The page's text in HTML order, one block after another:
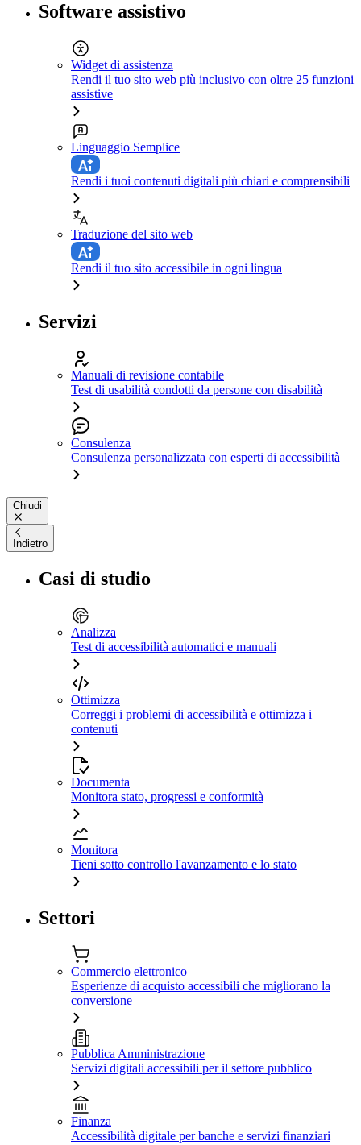
Software assistivo
Widget di assistenza
Rendi il tuo sito web più inclusivo con oltre 25 funzioni
assistive
Linguaggio Semplice
Rendi i tuoi contenuti digitali più chiari e comprensibili
Traduzione del sito web
Rendi il tuo sito accessibile in ogni lingua
Servizi
Manuali di revisione contabile
Test di usabilità condotti da persone con disabilità
Consulenza
Consulenza personalizzata con esperti di accessibilità
Chiudi
Indietro
Casi di studio
Analizza
Test di accessibilità automatici e manuali
Ottimizza
Correggi i problemi di accessibilità e ottimizza i
contenuti
Documenta
Monitora stato, progressi e conformità
Monitora
Tieni sotto controllo l'avanzamento e lo stato
Settori
Commercio elettronico
Esperienze di acquisto accessibili che migliorano la
conversione
Pubblica Amministrazione
Servizi digitali accessibili per il settore pubblico
Finanza
Accessibilità digitale per banche e servizi finanziari